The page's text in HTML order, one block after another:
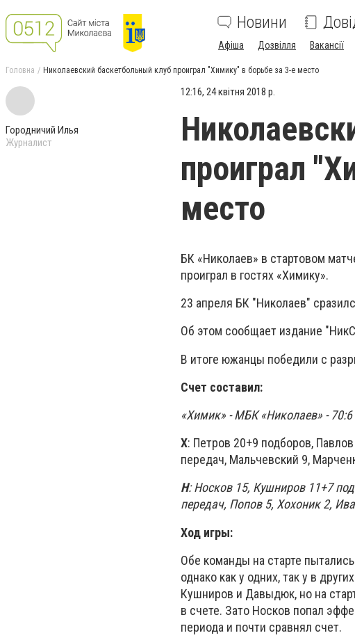
Новини
Афіша Дозвілля Вакансії
Головна Николаевский баскетбольный клуб проиграл "Химику" в борьбе за 3-е место
Городничий Илья
Журналист
12:16, 24 квітня 2018 р.
проиграл
место
БК «Николаев» в стартовом
проиграл в гостях «Химику».
23 апреля БК "Николаев"
Об этом сообщает издание
В итоге южанцы победили с
Счет составил:
«Химик» - МБК «Николаев» -
Х: Петров 20+9 подборов,
передач, Мальчевский 9,
Н: Носков 15, Кушниров 11+7
передач, Попов 5, Хохоник 2,
Ход игры:
Обе команды на старте
однако как у одних, так у в
Кушниров и Давыдюк, но на
в счете. Зато Носков попал
периода и почти сравнял счет.